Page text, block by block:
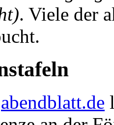
. Viele der
abendblatt.de